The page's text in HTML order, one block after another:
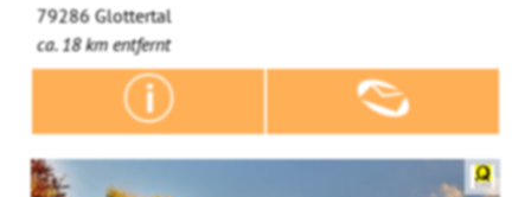
79286 Glottertal
ca. 18 km entfernt